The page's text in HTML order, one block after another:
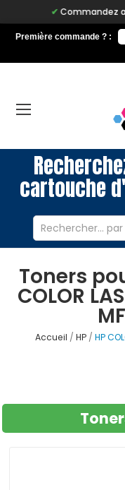
Commandez
Première commande ? :
cartouche
Toners
COLOR
Accueil HP HP